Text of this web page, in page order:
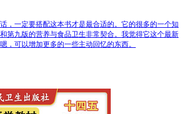
，一定要搭配这本书才是最合适的。它的很多的一个知
第九版的营养与食品卫生非常契合。我觉得它这个最新
，可以增加更多的一些主动回忆的东西。